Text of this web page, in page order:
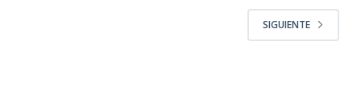
SIGUIENTE